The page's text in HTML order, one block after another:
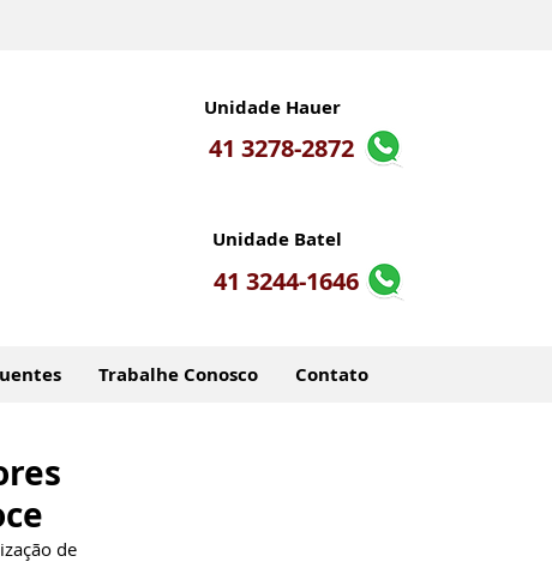
Unidade Hauer
41 3278-2872
Unidade Batel
41 3244-1646
Trabalhe Conosco Contato
de